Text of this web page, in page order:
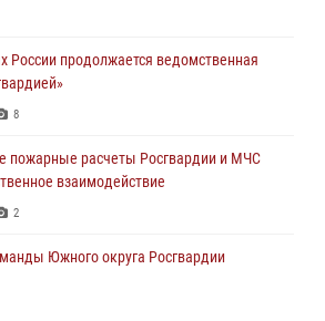
России продолжается ведомственная
8
пожарные расчеты Росгвардии и МЧС
взаимодействие
2
Южного округа Росгвардии